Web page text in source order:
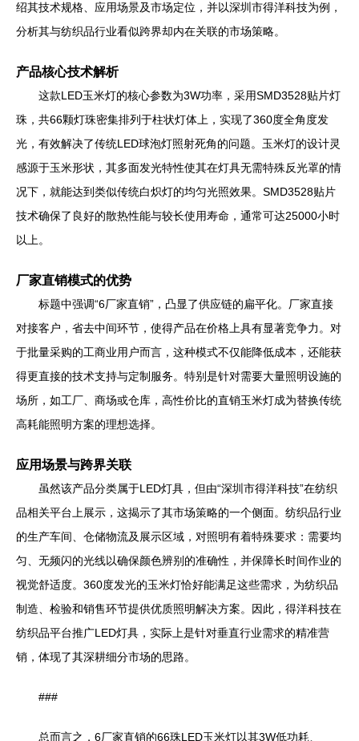
绍其技术规格、应用场景及市场定位，并以深圳市得洋科技为例，
分析其与纺织品行业看似跨界却内在关联的市场策略。
产品核心技术解析
这款LED玉米灯的核心参数为3W功率，采用SMD3528贴片灯
珠，共66颗灯珠密集排列于柱状灯体上，实现了360度全角度发
光，有效解决了传统LED球泡灯照射死角的问题。玉米灯的设计灵
感源于玉米形状，其多面发光特性使其在灯具无需特殊反光罩的情
况下，就能达到类似传统白炽灯的均匀光照效果。SMD3528贴片
技术确保了良好的散热性能与较长使用寿命，通常可达25000小时
以上。
厂家直销模式的优势
标题中强调“6厂家直销”，凸显了供应链的扁平化。厂家直接
对接客户，省去中间环节，使得产品在价格上具有显著竞争力。对
于批量采购的工商业用户而言，这种模式不仅能降低成本，还能获
得更直接的技术支持与定制服务。特别是针对需要大量照明设施的
场所，如工厂、商场或仓库，高性价比的直销玉米灯成为替换传统
高耗能照明方案的理想选择。
应用场景与跨界关联
虽然该产品分类属于LED灯具，但由“深圳市得洋科技”在纺织
品相关平台上展示，这揭示了其市场策略的一个侧面。纺织品行业
的生产车间、仓储物流及展示区域，对照明有着特殊要求：需要均
匀、无频闪的光线以确保颜色辨别的准确性，并保障长时间作业的
视觉舒适度。360度发光的玉米灯恰好能满足这些需求，为纺织品
制造、检验和销售环节提供优质照明解决方案。因此，得洋科技在
纺织品平台推广LED灯具，实际上是针对垂直行业需求的精准营
销，体现了其深耕细分市场的思路。
###
总而言之，6厂家直销的66珠LED玉米灯以其3W低功耗、